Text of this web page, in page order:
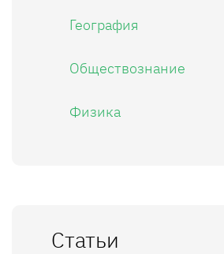
География
Обществознание
Физика
Статьи